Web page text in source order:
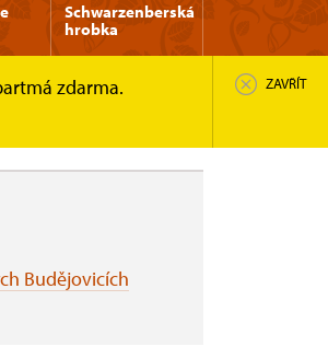
Schwarzenberská
hrobka
zdarma.
ZAVŘÍT
Budějovicích